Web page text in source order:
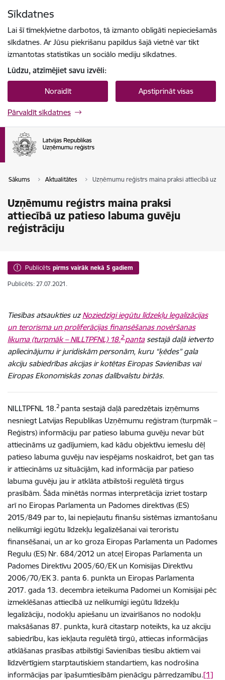
Sīkdatnes
Lai šī tīmekļvietne darbotos, tā izmanto obligāti nepieciešamās
sīkdatnes. Ar Jūsu piekrišanu papildus šajā vietnē var tikt
izmantotas statistikas un sociālo mediju sīkdatnes.
Lūdzu, atzīmējiet savu izvēli:
Noraidīt Apstiprināt visas
Pārvaldīt sīkdatnes
Sākums Aktualitātes Uzņēmumu reģistrs maina praksi attiecībā uz
Uzņēmumu reģistrs maina praksi
attiecībā uz patieso labuma guvēju
reģistrāciju
Publicēts pirms vairāk nekā 5 gadiem
Publicēts: 27.07.2021.
Tiesības atsaukties uzNoziedzīgi iegūtu līdzekļu legalizācijas
un terorisma un proliferācijas finansēšanas novēršanas
likuma (turpmāk – NILLTPFNL) 18.2 pantasestajā daļā ietverto
apliecinājumu ir juridiskām personām, kuru “ķēdes” gala
akciju sabiedrības akcijas ir kotētas Eiropas Savienības vai
Eiropas Ekonomiskās zonas dalībvalstu biržās.
NILLTPFNL 18.2 panta sestajā daļā paredzētais izņēmums
nesniegt Latvijas Republikas Uzņēmumu reģistram (turpmāk –
Reģistrs) informāciju par patieso labuma guvēju nevar būt
attiecināms uz gadījumiem, kad kādu objektīvu iemeslu dēļ
patieso labuma guvēju nav iespējams noskaidrot, bet gan tas
ir attiecināms uz situācijām, kad informācija par patieso
labuma guvēju jau ir atklāta atbilstoši regulētā tirgus
prasībām. Šāda minētās normas interpretācija izriet tostarp
arī no Eiropas Parlamenta un Padomes direktīvas (ES)
2015/849 par to, lai nepieļautu finanšu sistēmas izmantošanu
nelikumīgi iegūtu līdzekļu legalizēšanai vai teroristu
finansēšanai, un ar ko groza Eiropas Parlamenta un Padomes
Regulu (ES) Nr. 684/2012 un atceļ Eiropas Parlamenta un
Padomes Direktīvu 2005/60/EK un Komisijas Direktīvu
2006/70/EK 3. panta 6. punkta un Eiropas Parlamenta
2017. gada 13. decembra ieteikuma Padomei un Komisijai pēc
izmeklēšanas attiecībā uz nelikumīgi iegūtu līdzekļu
legalizāciju, nodokļu apiešanu un izvairīšanos no nodokļu
maksāšanas 87. punkta, kurā citastarp noteikts, ka uz akciju
sabiedrību, kas iekļauta regulētā tirgū, attiecas informācijas
atklāšanas prasības atbilstīgi Savienības tiesību aktiem vai
līdzvērtīgiem starptautiskiem standartiem, kas nodrošina
informācijas par īpašumtiesībām pienācīgu pārredzamību.[1]